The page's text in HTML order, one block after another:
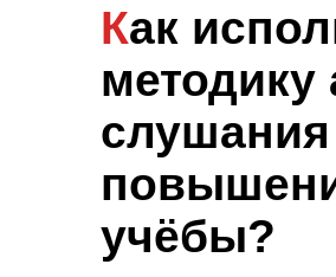
Как использовать
методику
учёбы?